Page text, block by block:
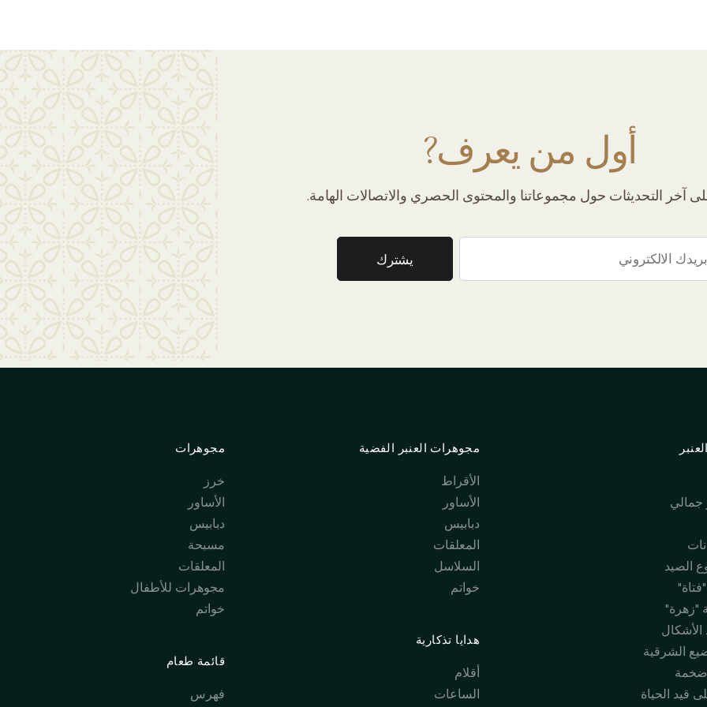
أول من يعرف?
آخر التحديثات حول مجموعاتنا والمحتوى الحصري والاتصالات الهامة.
الصيد
"زهرة"
الأشكال
الشرقية
قيد الحياة
مجوهرات العنبر الفضية
الأقراط
الأساور
دبابيس
المعلقات
السلاسل
خواتم
هدايا تذكارية
أقلام
الساعات
مجوهرات
خرز
الأساور
دبابيس
مسبحة
المعلقات
مجوهرات للأطفال
خواتم
قائمة طعام
فهرس